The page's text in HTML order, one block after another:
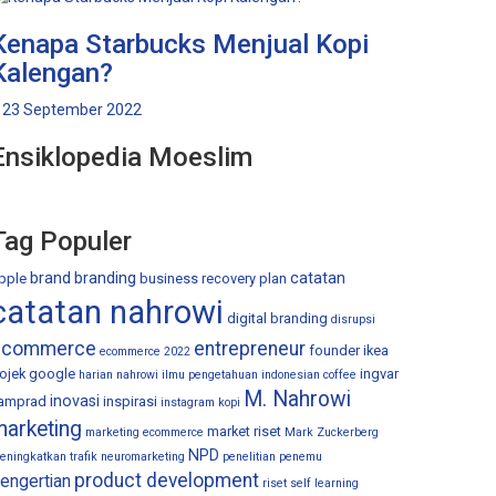
Starbucks Menjual Kopi
23 September 2022
Moeslim
Populer
brand branding business recovery plan catatan
nahrowi digital branding disrupsi
ecommerce 2022 entrepreneur founder ikea
google harian nahrowi ilmu pengetahuan indonesian coffee ingvar
inovasi inspirasi instagram kopi M. Nahrowi
marketing ecommerce market riset Mark Zuckerberg
trafik neuromarketing NPD penelitian penemu
product development riset self learning